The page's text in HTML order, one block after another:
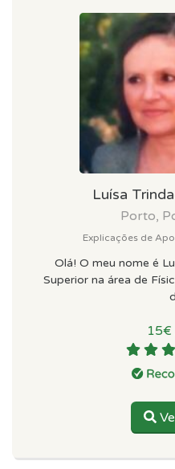
Luísa
Porto,
Explicações de
Olá! O meu nome é
Superior na área de
15€